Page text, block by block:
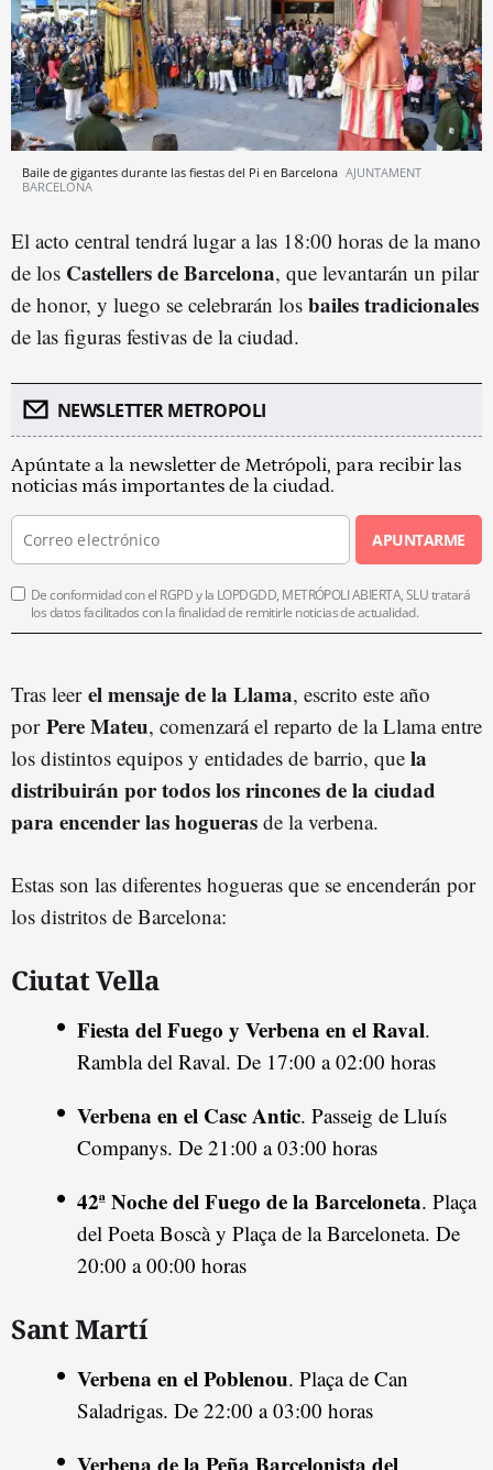
Baile de gigantes durante las fiestas del Pi en Barcelona AJUNTAMENT
BARCELONA
El acto central tendrá lugar a las 18:00 horas de la mano
de los Castellers de Barcelona, que levantarán un pilar
de honor, y luego se celebrarán los bailes tradicionales
de las figuras festivas de la ciudad.
NEWSLETTER METROPOLI
Apúntate a la newsletter de Metrópoli, para recibir las
noticias más importantes de la ciudad.
APUNTARME
De conformidad con el RGPD y la LOPDGDD, METRÓPOLI ABIERTA, SLU tratará
los datos facilitados con la finalidad de remitirle noticias de actualidad.
Tras leer el mensaje de la Llama, escrito este año
por Pere Mateu, comenzará el reparto de la Llama entre
los distintos equipos y entidades de barrio, que la
distribuirán por todos los rincones de la ciudad
para encender las hogueras de la verbena.
Estas son las diferentes hogueras que se encenderán por
los distritos de Barcelona:
Ciutat Vella
Fiesta del Fuego y Verbena en el Raval.
Rambla del Raval. De 17:00 a 02:00 horas
Verbena en el Casc Antic. Passeig de Lluís
Companys. De 21:00 a 03:00 horas
42ª Noche del Fuego de la Barceloneta. Plaça
del Poeta Boscà y Plaça de la Barceloneta. De
20:00 a 00:00 horas
Sant Martí
Verbena en el Poblenou. Plaça de Can
Saladrigas. De 22:00 a 03:00 horas
Verbena de la Peña Barcelonista del